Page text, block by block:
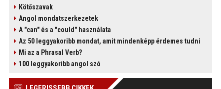
Kötőszavak
Angol mondatszerkezetek
A "can" és a "could" használata
Az 50 leggyakoribb mondat, amit mindenképp érdemes tudni
Mi az a Phrasal Verb?
100 leggyakoribb angol szó